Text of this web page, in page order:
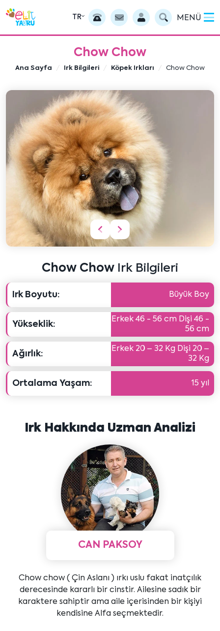
TR MENÜ
Chow Chow
Ana Sayfa Irk Bilgileri Köpek Irkları Chow Chow
Önceki
içeriği
Sonraki
içeriği
Chow Chow Irk Bilgileri
Irk Boyutu: Büyük Boy
Yükseklik:
Erkek 46 - 56 cm Dişi 46 -
56 cm
Ağırlık:
Erkek 20 – 32 Kg Dişi 20 –
32 Kg
Ortalama Yaşam: 15 yıl
Irk Hakkında Uzman Analizi
CAN PAKSOY
Chow chow ( Çin Aslanı ) ırkı uslu fakat inatçılık
derecesinde kararlı bir cinstir. Ailesine sadık bir
karaktere sahiptir ama aile içerisinden bir kişiyi
kendisine Alfa seçmektedir.